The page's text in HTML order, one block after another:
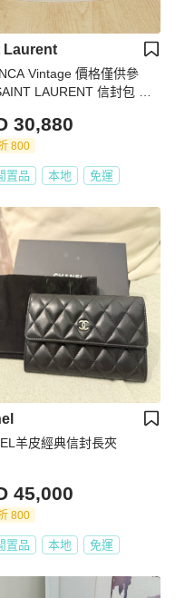
Laurent
Vintage 價格僅供參
LAURENT 信封包 黑
30,880
800
置品 本地 免運
羊皮經典信封長夾
45,000
800
置品 本地 免運